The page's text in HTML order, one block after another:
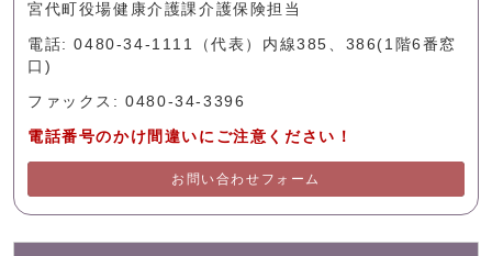
宮代町役場健康介護課介護保険担当
電話: 0480-34-1111（代表）内線385、386(1階6番窓
口)
ファックス: 0480-34-3396
電話番号のかけ間違いにご注意ください！
お問い合わせフォーム